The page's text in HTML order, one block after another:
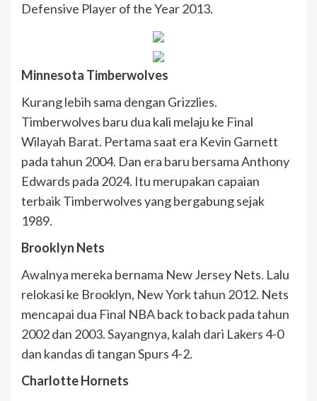
Defensive Player of the Year 2013.
Minnesota Timberwolves
Kurang lebih sama dengan Grizzlies.
Timberwolves baru dua kali melaju ke Final
Wilayah Barat. Pertama saat era Kevin Garnett
pada tahun 2004. Dan era baru bersama Anthony
Edwards pada 2024. Itu merupakan capaian
terbaik Timberwolves yang bergabung sejak
1989.
Brooklyn Nets
Awalnya mereka bernama New Jersey Nets. Lalu
relokasi ke Brooklyn, New York tahun 2012. Nets
mencapai dua Final NBA back to back pada tahun
2002 dan 2003. Sayangnya, kalah dari Lakers 4-0
dan kandas di tangan Spurs 4-2.
Charlotte Hornets